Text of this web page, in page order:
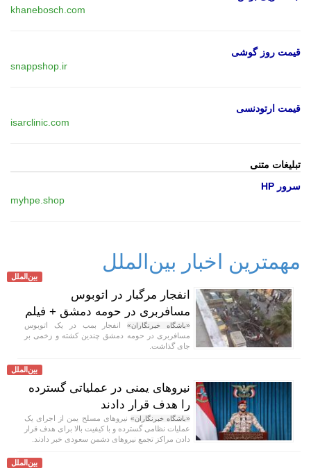
khanebosch.com
قیمت روز گوشی
snappshop.ir
قیمت ارتودنسی
isarclinic.com
تبلیغات متنی
سرور HP
myhpe.shop
مهمترین اخبار بین‌الملل
بین‌الملل
انفجار مرگبار در اتوبوس
مسافربری در حومه دمشق + فیلم
«باشگاه خبرنگاران»انفجار بمب در یک اتوبوس
مسافربری در حومه دمشق چندین کشته و زخمی بر
جای گذاشت.
بین‌الملل
نیرو‌های یمنی در عملیاتی گسترده
را هدف قرار دادند
«باشگاه خبرنگاران» نیرو‌های مسلح یمن از اجرای یک
عملیات نظامی گسترده و با کیفیت بالا برای هدف قرار
دادن مراکز تجمع نیرو‌های دشمن سعودی خبر دادند.
بین‌الملل